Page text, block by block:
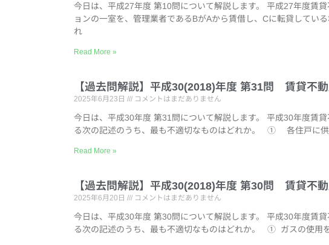
今日は、平成27年度 第10問について解説します。 平成27年度賃
ョンの一室を、管理業者であるBがAから賃借し、Cに転貸してい
れ
Read More »
【過去問解説】平成30(2018)年度 第31問 賃貸不
2025年6月23日 コメントはまだありません
今日は、平成30年度 第31問について解説します。 平成30年度賃
る次の記述のうち、最も不適切なものはどれか。 ① 各住戸に供
Read More »
【過去問解説】平成30(2018)年度 第30問 賃貸不
2025年6月20日 コメントはまだありません
今日は、平成30年度 第30問について解説します。 平成30年度賃
る次の記述のうち、最も不適切なものはどれか。 ① ガスの使用